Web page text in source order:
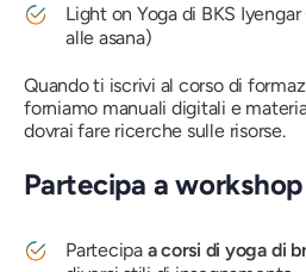
Light on Yogadi BKS
alle asana)
Quando ti iscrivi al corso di
forniamo manuali digitali e
dovrai fare ricerche sulle risorse.
Partecipa a
Partecipa a corsi di yoga di